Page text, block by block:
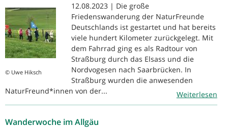
© Uwe Hiksch
12.08.2023 | Die große
Friedenswanderung der NaturFreunde
Deutschlands ist gestartet und hat bereits
viele hundert Kilometer zurückgelegt. Mit
dem Fahrrad ging es als Radtour von
Straßburg durch das Elsass und die
Nordvogesen nach Saarbrücken. In
Straßburg wurden die anwesenden
NaturFreund*innen von der...
Weiterlesen
Wanderwoche im Allgäu